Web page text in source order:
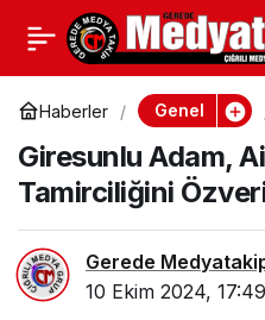
Haberler Genel
Giresunlu Adam,
Tamirciliğini
Gerede
10 Ekim 2024, 17:49
İzmit’te Buzdolabından
Yangın Çıktı